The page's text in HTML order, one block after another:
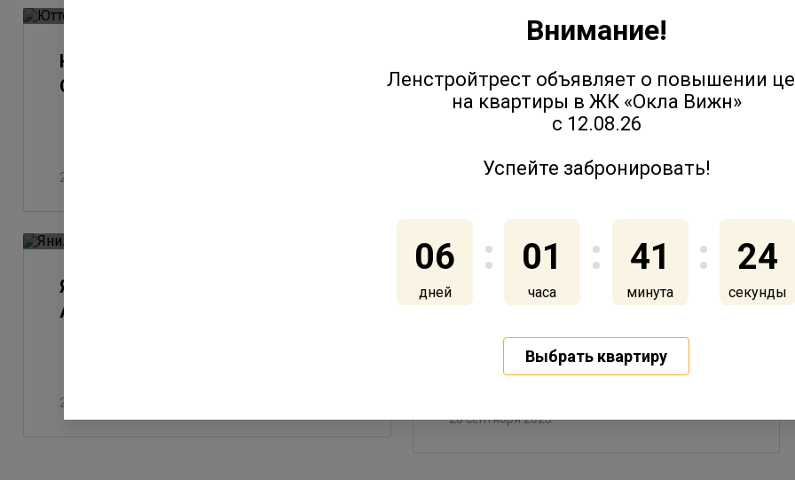
Юттери - ход строительства.
Октябрь 2023
28 октября 2023
Октябрь 2023
28 октября 2023
Янила - ход строительства.
Август-Сентрябрь 2023
28 сентября 2023
IQ Гатчина - ход строительства.
28 сентября 2023
Внимание!
Ленстройтрест объявляет о повышении
на квартиры в ЖК «Окла Вижн»
с 12.08.26
Успейте забронировать!
06
дней
01
часа
41
минута
24
секунды
Выбрать квартиру